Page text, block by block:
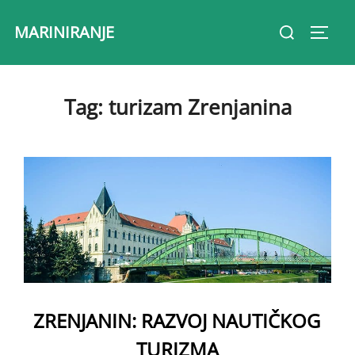
MARINIRANJE
Search
Tag: turizam Zrenjanina
ZRENJANIN: RAZVOJ NAUTIČKOG
TURIZMA